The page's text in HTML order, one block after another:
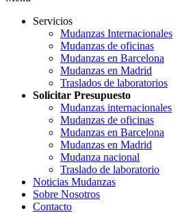
Servicios
Mudanzas Internacionales
Mudanzas de oficinas
Mudanzas en Barcelona
Mudanzas en Madrid
Traslados de laboratorios
Solicitar Presupuesto
Mudanzas internacionales
Mudanzas de oficinas
Mudanzas en Barcelona
Mudanzas en Madrid
Mudanza nacional
Traslado de laboratorio
Noticias Mudanzas
Sobre Nosotros
Contacto